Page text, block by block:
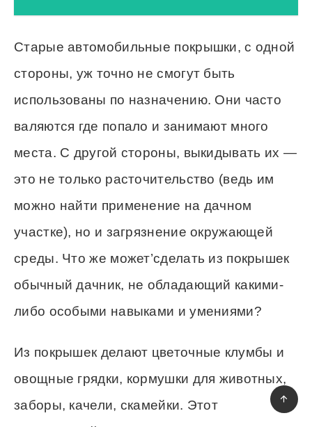
Старые автомобильные покрышки, с одной
стороны, уж точно не смогут быть
использованы по назначению. Они часто
валяются где попало и занимают много
места. С другой стороны, выкидывать их —
это не только расточительство (ведь им
можно найти применение на дачном
участке), но и загрязнение окружающей
среды. Что же может’сделать из покрышек
обычный дачник, не обладающий какими-
либо особыми навыками и умениями?
Из покрышек делают цветочные клумбы и
овощные грядки, кормушки для животных,
заборы, качели, скамейки. Этот